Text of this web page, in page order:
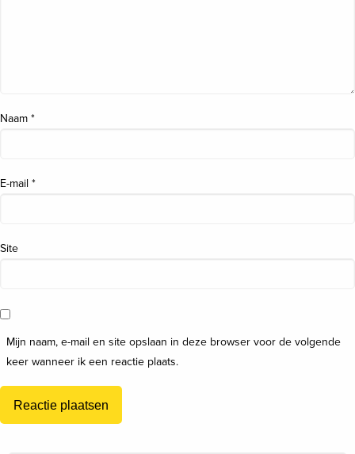
Naam *
E-mail *
Site
Mijn naam, e-mail en site opslaan in deze browser voor de volgende
keer wanneer ik een reactie plaats.